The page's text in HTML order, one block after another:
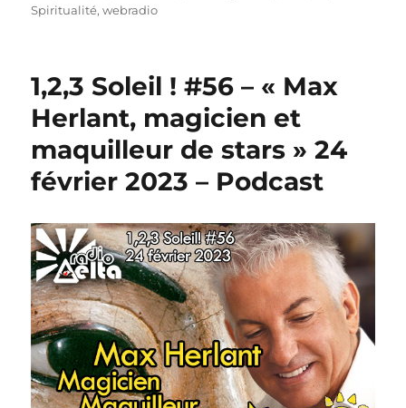
Spiritualité,webradio
1,2,3 Soleil ! #56 – « Max
Herlant, magicien et
maquilleur de stars » 24
février 2023 – Podcast